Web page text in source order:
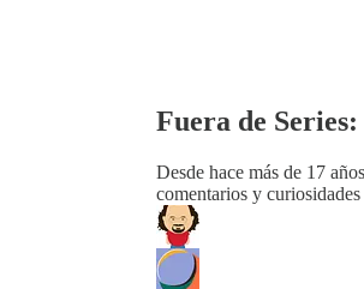
Fuera de
Desde hace más de 17
comentarios y